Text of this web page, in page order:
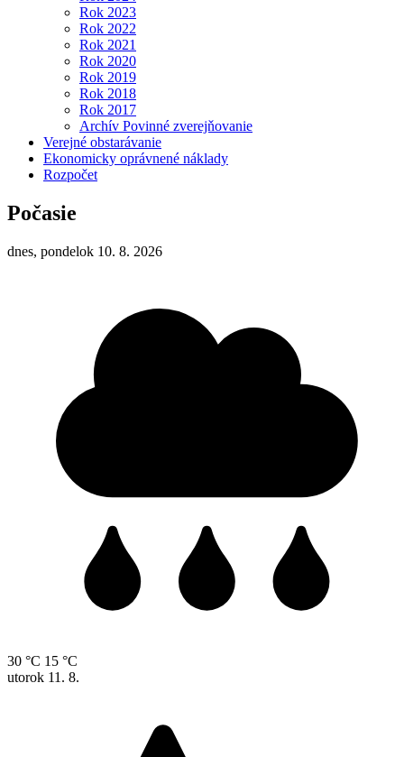
Rok 2023
Rok 2022
Rok 2021
Rok 2020
Rok 2019
Rok 2018
Rok 2017
Archív Povinné zverejňovanie
Verejné obstarávanie
Ekonomicky oprávnené náklady
Rozpočet
Počasie
dnes, pondelok 10. 8. 2026
30 °C 15 °C
utorok 11. 8.